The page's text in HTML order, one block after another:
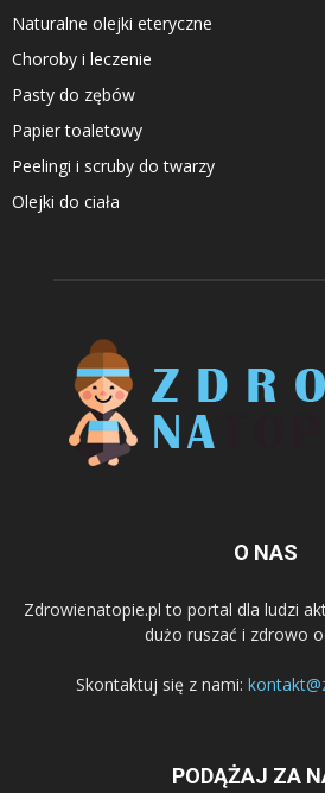
Naturalne olejki eteryczne
Choroby i leczenie
Pasty do zębów
Papier toaletowy
Peelingi i scruby do twarzy
Olejki do ciała
O NAS
Zdrowienatopie.pl to portal dla ludzi
dużo ruszać i zdrowo
Skontaktuj się z nami:
PODĄŻAJ ZA